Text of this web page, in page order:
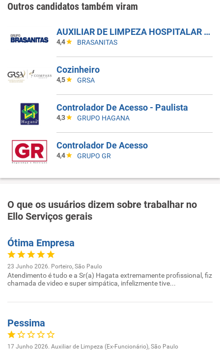
Outros candidatos também viram
AUXILIAR DE LIMPEZA HOSPITALAR - 5X1 - MANHÃ
4,4 BRASANITAS
Cozinheiro
4,5 GRSA
Controlador De Acesso - Paulista
4,3 GRUPO HAGANA
Controlador De Acesso
4,4 GRUPO GR
O que os usuários dizem sobre trabalhar no
Ello Serviços gerais
Ótima Empresa
23 Junho 2026. Porteiro, São Paulo
Atendimento é tudo e a Sr(a) Hagata extremamente profissional, fiz
chamada de video e super simpática, infelizmente tive...
Pessima
17 Junho 2026. Auxiliar de Limpeza (Ex-Funcionário), São Paulo